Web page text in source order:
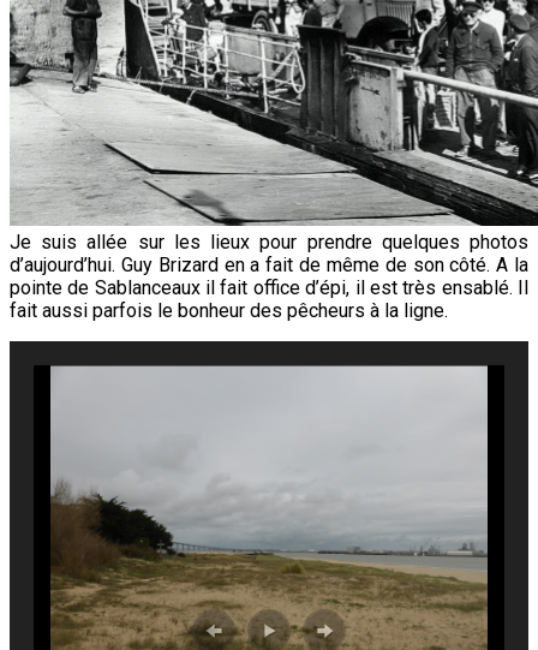
Je suis allée sur les lieux pour prendre quelques photos
d’aujourd’hui. Guy Brizard en a fait de même de son côté. A la
pointe de Sablanceaux il fait office d’épi, il est très ensablé. Il
fait aussi parfois le bonheur des pêcheurs à la ligne.